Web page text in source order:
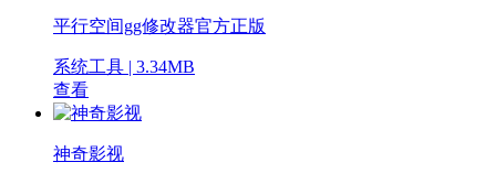
平行空间gg修改器官方正版
系统工具 | 3.34MB
查看
神奇影视